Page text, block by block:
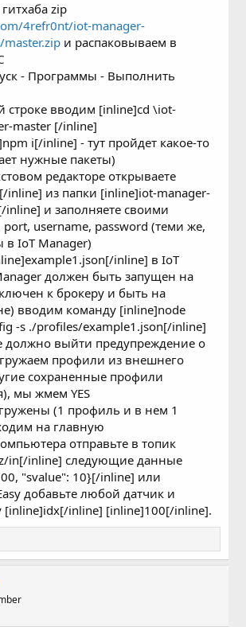
zip
4refr0nt/iot-manager-
и распаковываем в
- Программы - Выполнить
строке вводим [inline]cd \iot-
master [/inline]
i[/inline] - тут пройдет какое-то
нужные пакеты)
редакторе открываете
inline] из папки [inline]iot-manager-
и заполняете своими
username, password (теми же,
в IoT Manager)
inline] в IoT
должен быть запущен на
к брокеру и быть на
вводим команду [inline]node
-s ./profiles/example1.json[/inline]
должно выйти предупреждение о
профили из внешнего
сохраненные профили
мы жмем YES
(1 профиль и в нем 1
на главную
отправьте в топик
in[/inline] следующие данные
"svalue": 10}[/inline] или
добавьте любой датчик и
[inline]idx[/inline] [inline]100[/inline].